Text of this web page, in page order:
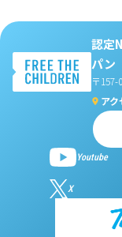
認定
パン
〒
アク
Youtube
X